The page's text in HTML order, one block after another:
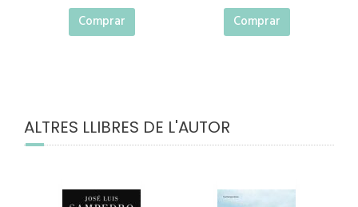
Comprar Comprar
ALTRES LLIBRES DE L'AUTOR